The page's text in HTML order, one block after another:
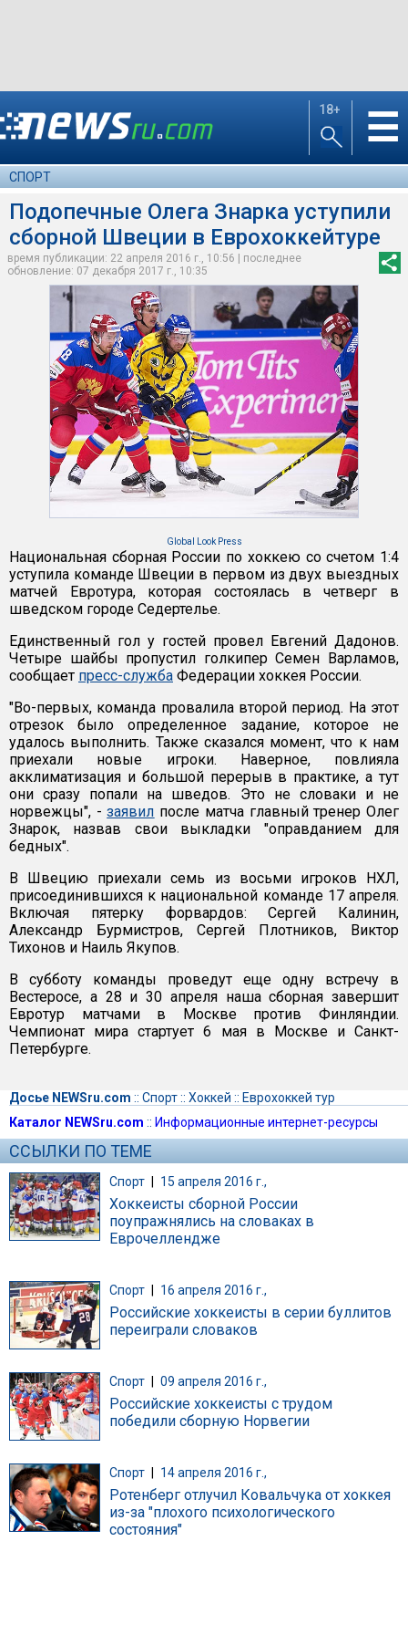
18+ ☰
СПОРТ
Подопечные Олега Знарка уступили
сборной Швеции в Еврохоккейтуре
время публикации: 22 апреля 2016 г., 10:56 | последнее
обновление: 07 декабря 2017 г., 10:35
Global Look Press
Национальная сборная России по хоккею со счетом 1:4
уступила команде Швеции в первом из двух выездных
матчей Евротура, которая состоялась в четверг в
шведском городе Седертелье.
Единственный гол у гостей провел Евгений Дадонов.
Четыре шайбы пропустил голкипер Семен Варламов,
сообщает пресс-служба Федерации хоккея России.
"Во-первых, команда провалила второй период. На этот
отрезок было определенное задание, которое не
удалось выполнить. Также сказался момент, что к нам
приехали новые игроки. Наверное, повлияла
акклиматизация и большой перерыв в практике, а тут
они сразу попали на шведов. Это не словаки и не
норвежцы", -заявил после матча главный тренер Олег
Знарок, назвав свои выкладки "оправданием для
бедных".
В Швецию приехали семь из восьми игроков НХЛ,
присоединившихся к национальной команде 17 апреля.
Включая пятерку форвардов: Сергей Калинин,
Александр Бурмистров, Сергей Плотников, Виктор
Тихонов и Наиль Якупов.
В субботу команды проведут еще одну встречу в
Вестеросе, а 28 и 30 апреля наша сборная завершит
Евротур матчами в Москве против Финляндии.
Чемпионат мира стартует 6 мая в Москве и Санкт-
Петербурге.
Досье NEWSru.com :: Спорт:: Хоккей :: Еврохоккей тур
Каталог NEWSru.com :: Информационные интернет-ресурсы
ССЫЛКИ ПО ТЕМЕ
Спорт | 15 апреля 2016 г.,
Хоккеисты сборной России
поупражнялись на словаках в
Еврочеллендже
Спорт 16 апреля 2016 г.,
Российские хоккеисты в серии буллитов
переиграли словаков
Спорт 09 апреля 2016 г.,
Российские хоккеисты с трудом
победили сборную Норвегии
Спорт 14 апреля 2016 г.,
Ротенберг отлучил Ковальчука от хоккея
из-за "плохого психологического
состояния"